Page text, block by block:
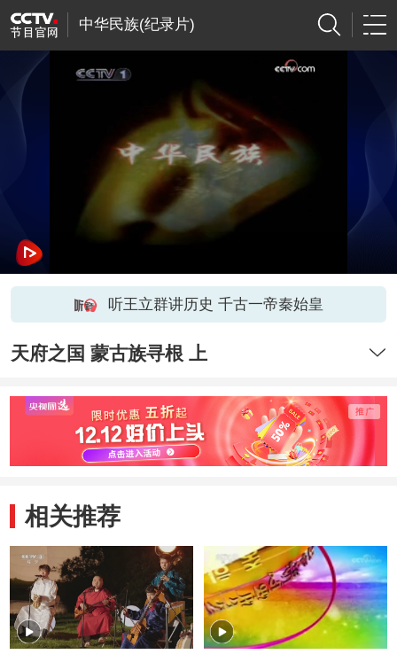
中华民族(纪录片)
听王立群讲历史 千古一帝秦始皇
天府之国 蒙古族寻根 上
相关推荐